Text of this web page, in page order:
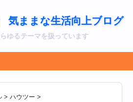
気ままな生活向上ブログ
ゆるテーマを扱っています
>ハウツー >